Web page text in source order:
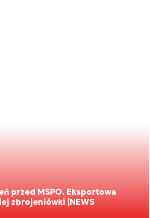
przed MSPO. Eksportowa
zbrojeniówki [NEWS